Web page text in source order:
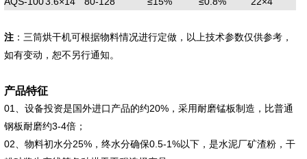
注 ：三筒烘干机可根据物料情况进行定做，以上技术参数仅供参考，
如有变动，恕不另行通知。
产品特征
01、设备投资是国外进口产品的约20%，采用耐磨锰板制造，比普通
钢板耐磨约3-4倍；
02、物料初水分25%，终水分确保0.5-1%以下，是水泥厂矿渣粉，干